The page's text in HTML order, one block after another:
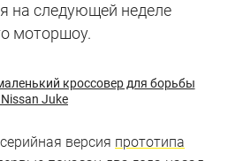
на следующей неделе
моторшоу.
кроссовер для борьбы
Juke
версия прототипа